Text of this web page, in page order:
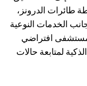
طائرات الدرونز،
الخدمات النوعية
مستشفى افتراضي
لمتابعة حالات